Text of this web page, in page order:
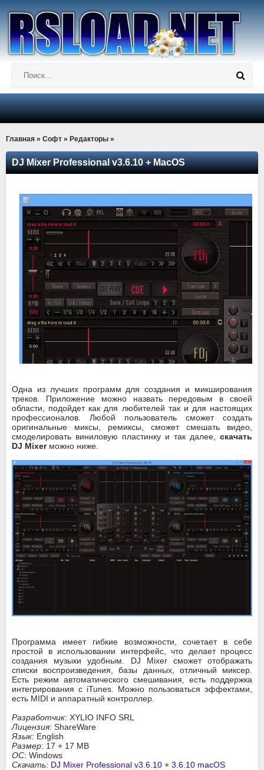
Главная » Софт » Редакторы »
DJ Mixer Professional v3.6.10 + MacOS
Одна из лучших программ для создания и микширования
треков. Приложение можно назвать передовым в своей
области, подойдет как для любителей так и для настоящих
профессионалов. Любой пользователь сможет создать
оригинальные миксы, ремиксы, сможет смешать видео,
смоделировать виниловую пластинку и так далее, скачать
DJ Mixer можно ниже.
Программа имеет гибкие возможности, сочетает в себе
простой в использовании интерфейс, что делает процесс
создания музыки удобным. DJ Mixer сможет отображать
списки воспроизведения, базы данных, отличный миксер.
Есть режим автоматического смешивания, есть поддержка
интегрирования с iTunes. Можно пользоваться эффектами,
есть MIDI и аппаратный контроллер.
Разработчик: XYLIO INFO SRL
Лицензия: ShareWare
Язык: English
Размер: 17 + 17 MB
ОС: Windows
Скачать: DJ Mixer Professional v3.6.10 + 3.6.10 macOS